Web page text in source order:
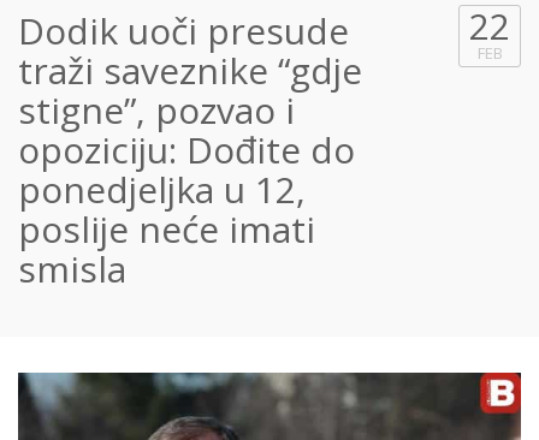
Dodik uoči presude
traži saveznike “gdje
stigne”, pozvao i
opoziciju: Dođite do
ponedjeljka u 12,
poslije neće imati
smisla
22
FEB